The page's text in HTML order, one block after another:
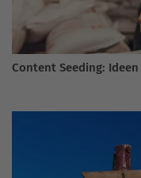
Content Seeding: